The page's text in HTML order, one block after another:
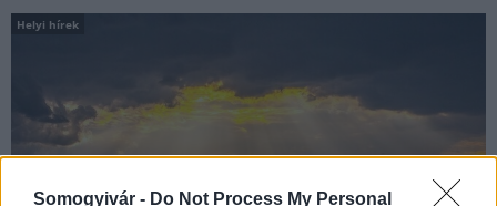
Somogyivár - Do Not Process My Personal
Helyi hírek